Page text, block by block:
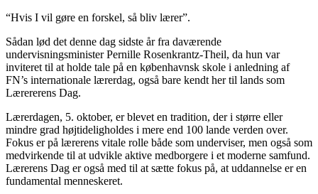
“Hvis I vil gøre en forskel, så bliv lærer”.
Sådan lød det denne dag sidste år fra daværende
undervisningsminister Pernille Rosenkrantz-Theil, da hun var
inviteret til at holde tale på en københavnsk skole i anledning af
FN’s internationale lærerdag, også bare kendt her til lands som
Lærererens Dag.
Lærerdagen, 5. oktober, er blevet en tradition, der i større eller
mindre grad højtideligholdes i mere end 100 lande verden over.
Fokus er på lærerens vitale rolle både som underviser, men også som
medvirkende til at udvikle aktive medborgere i et moderne samfund.
Lærerens Dag er også med til at sætte fokus på, at uddannelse er en
fundamental menneskeret.